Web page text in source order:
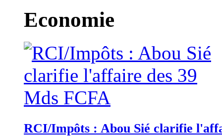
Economie
RCI/Impôts : Abou Sié clarifie